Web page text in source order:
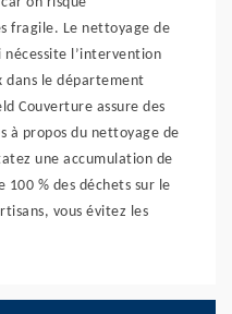
fragile. Le nettoyage de
l’intervention
dans le département
Couverture assure des
à propos du nettoyage de
une accumulation de
% des déchets sur le
vous évitez les